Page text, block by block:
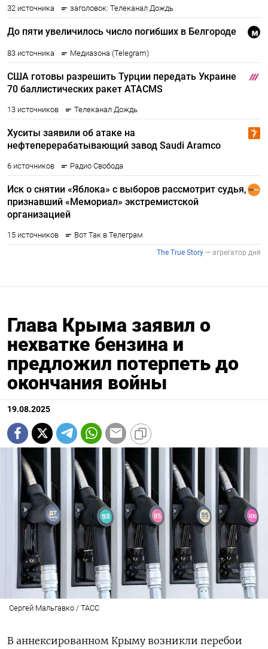
Глава Крыма заявил о
нехватке бензина и
предложил потерпеть до
окончания войны
19.08.2025
Сергей Мальгавко / ТАСС
В аннексированном Крыму возникли перебои